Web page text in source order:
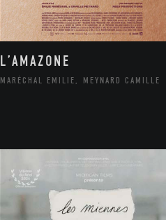
L’AMAZONE
MARÉCHAL EMILIE, MEYNARD CAMILLE